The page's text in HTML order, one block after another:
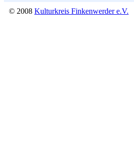
© 2008 Kulturkreis Finkenwerder e.V.